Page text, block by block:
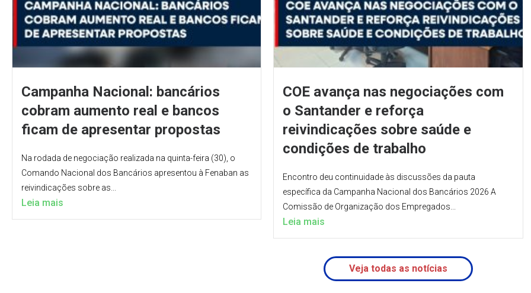
Campanha Nacional: bancários
cobram aumento real e bancos
ficam de apresentar propostas
Na rodada de negociação realizada na quinta-feira (30), o
Comando Nacional dos Bancários apresentou à Fenaban as
reivindicações sobre as...
Leia mais
COE avança nas negociações com
o Santander e reforça
reivindicações sobre saúde e
condições de trabalho
Encontro deu continuidade às discussões da pauta
específica da Campanha Nacional dos Bancários 2026 A
Comissão de Organização dos Empregados...
Leia mais
Veja todas as notícias